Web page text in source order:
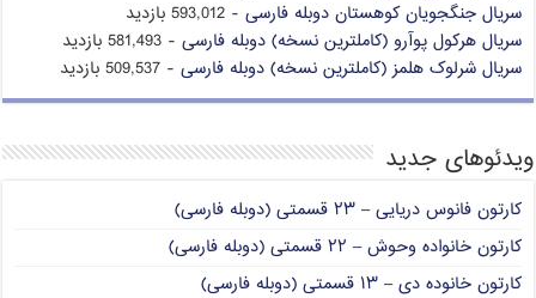
سریال جنگجویان کوهستان دوبله فارسی - 593,012 بازدید
سریال هرکول پوآرو (کاملترین نسخه) دوبله فارسی - 581,493 بازدید
سریال شرلوک هلمز (کاملترین نسخه) دوبله فارسی - 509,537 بازدید
ویدئوهای جدید
کارتون فانوس دریایی – ۲۳ قسمتی (دوبله فارسی)
کارتون خانواده وحوش – ۲۲ قسمتی (دوبله فارسی)
کارتون خانوده دی – ۱۳ قسمتی (دوبله فارسی)